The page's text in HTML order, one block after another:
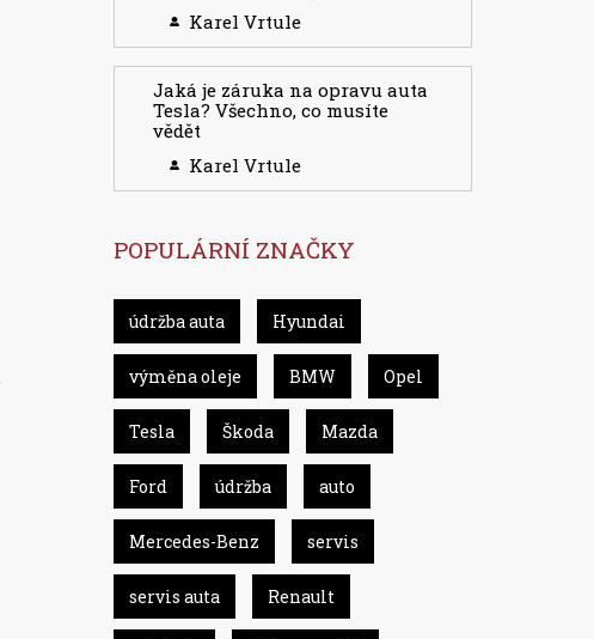
Karel Vrtule
Jaká je záruka na opravu auta
Tesla? Všechno, co musíte
vědět
Karel Vrtule
POPULÁRNÍ ZNAČKY
údržba auta Hyundai
výměna oleje BMW Opel
Tesla Škoda Mazda
Ford údržba auto
Mercedes-Benz servis
servis auta Renault